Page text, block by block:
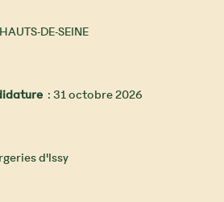
DE-SEINE
: 31 octobre 2026
d'Issy